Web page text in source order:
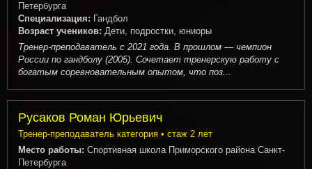
Петербурга
Специализация: Гандбол
Возраст учеников: Дети, подростки, юниоры
Тренер-преподаватель с 2021 года. В прошлом — чемпион
России по гандболу (2005). Сочетает тренерскую работу с
богатым соревновательным опытом, что поз...
Русаков Роман Юрьевич
Тренер-преподаватель категория • стаж 2 лет
Место работы: Спортивная школа Приморского района Санкт-
Петербурга